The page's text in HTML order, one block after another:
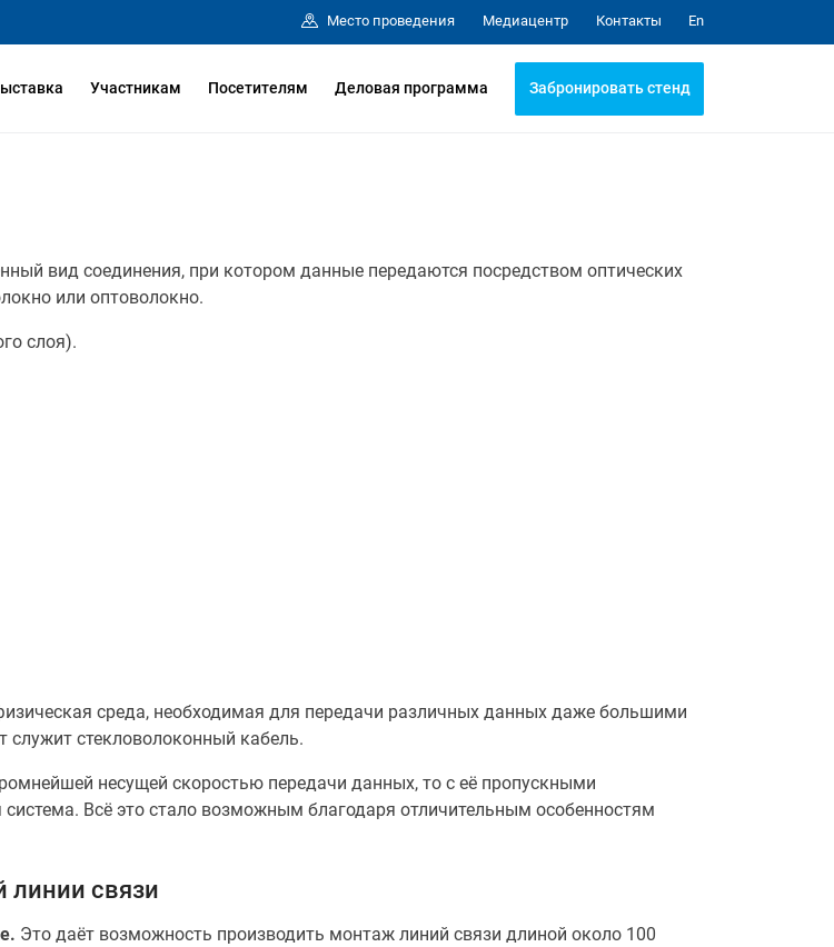
Место проведения Медиацентр Контакты En
Участникам Посетителям Деловая программа Забронировать стенд
вид соединения, при котором данные передаются посредством оптических
или оптоволокно.
слоя).
среда, необходимая для передачи различных данных даже большими
стекловолоконный кабель.
несущей скоростью передачи данных, то с её пропускными
Всё это стало возможным благодаря отличительным особенностям
линии связи
Это даёт возможность производить монтаж линий связи длиной около 100